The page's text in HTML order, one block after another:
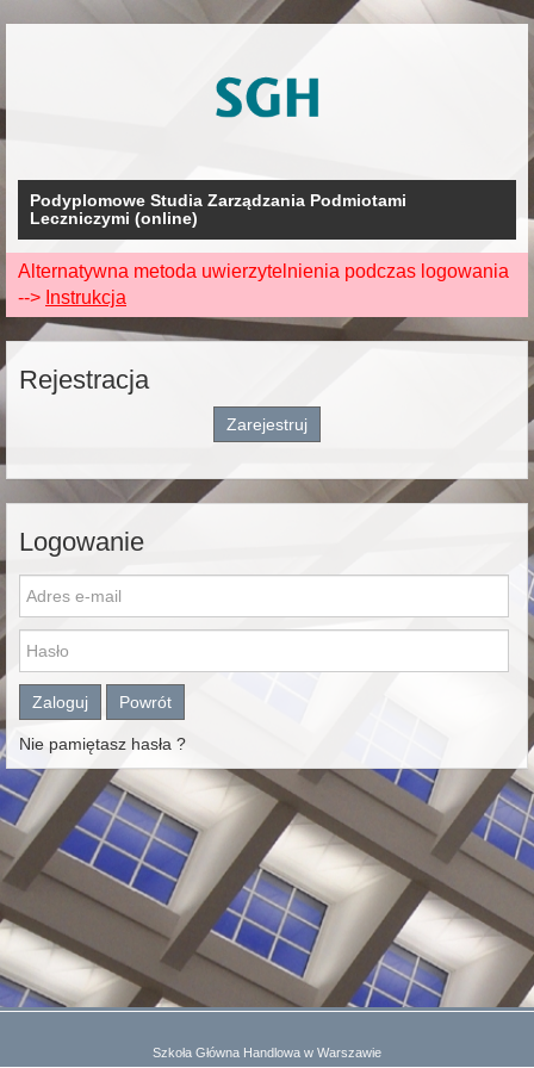
Podyplomowe Studia Zarządzania Podmiotami
Leczniczymi (online)
Alternatywna metoda uwierzytelnienia podczas logowania
--> Instrukcja
Rejestracja
Zarejestruj
Logowanie
Zaloguj Powrót
Nie pamiętasz hasła ?
Szkoła Główna Handlowa w Warszawie